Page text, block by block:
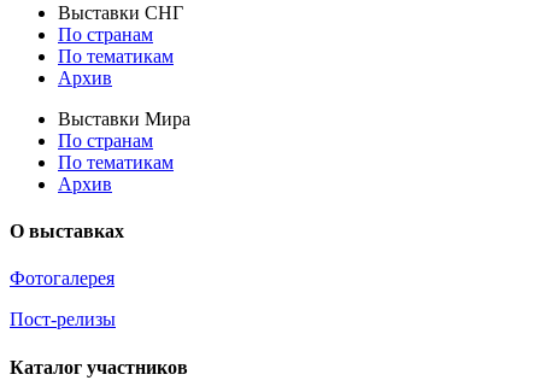
Выставки СНГ
По странам
По тематикам
Архив
Выставки Мира
По странам
По тематикам
Архив
О выставках
Фотогалерея
Пост-релизы
Каталог участников